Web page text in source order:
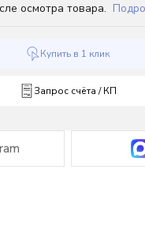
осмотра товара.
Купить в 1 клик
Запрос счёта / КП